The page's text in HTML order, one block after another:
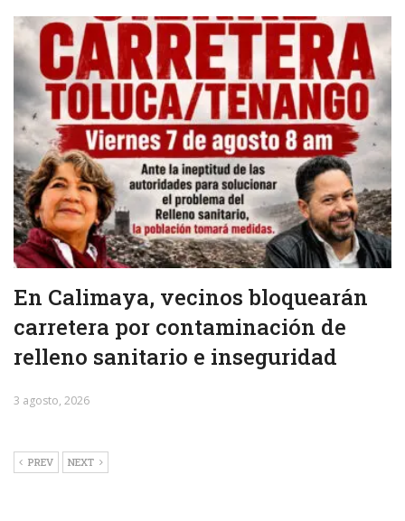
En Calimaya, vecinos bloquearán
carretera por contaminación de
relleno sanitario e inseguridad
3 agosto, 2026
PREV NEXT